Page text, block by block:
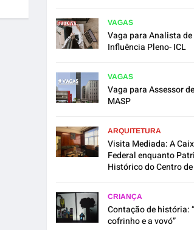
VAGAS
Vaga para Analista
Influência Pleno- ICL
VAGAS
Vaga para Assessor
MASP
ARQUITETURA
Visita Mediada: A
Federal enquanto
Histórico do Centro
CRIANÇA
Contação de história:
cofrinho e a vovó”